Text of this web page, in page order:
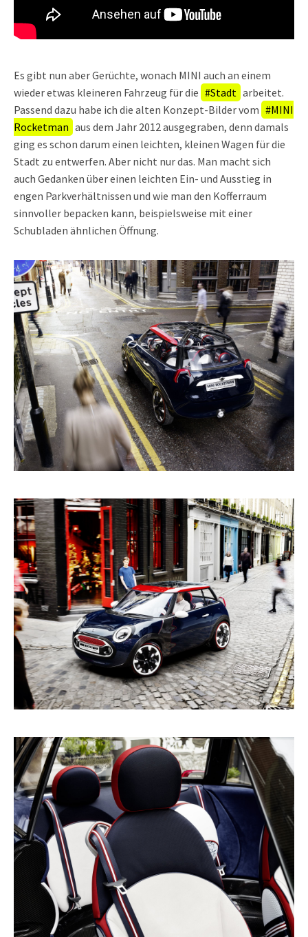
Es gibt nun aber Gerüchte, wonach MINI auch an einem
wieder etwas kleineren Fahrzeug für die #Stadt arbeitet.
Passend dazu habe ich die alten Konzept-Bilder vom #MINI
Rocketman aus dem Jahr 2012 ausgegraben, denn damals
ging es schon darum einen leichten, kleinen Wagen für die
Stadt zu entwerfen. Aber nicht nur das. Man macht sich
auch Gedanken über einen leichten Ein- und Ausstieg in
engen Parkverhältnissen und wie man den Kofferraum
sinnvoller bepacken kann, beispielsweise mit einer
Schubladen ähnlichen Öffnung.